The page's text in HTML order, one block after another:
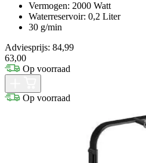
Vermogen: 2000 Watt
Waterreservoir: 0,2 Liter
30 g/min
Adviesprijs: 84,99
63,00
Op voorraad
Op voorraad